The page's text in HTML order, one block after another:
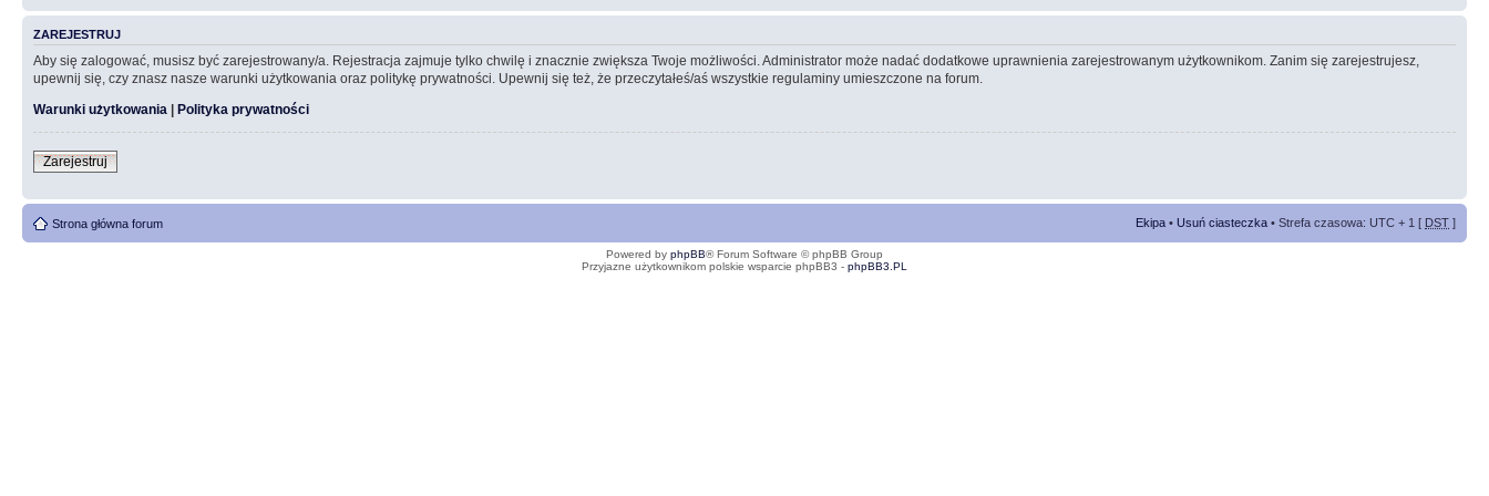
ZAREJESTRUJ
Aby się zalogować, musisz być zarejestrowany/a. Rejestracja zajmuje tylko chwilę i znacznie zwiększa Twoje możliwości. Administrator może nadać dodatkowe uprawnienia zarejestrowanym użytkownikom. Zanim się zarejestrujesz,
upewnij się, czy znasz nasze warunki użytkowania oraz politykę prywatności. Upewnij się też, że przeczytałeś/aś wszystkie regulaminy umieszczone na forum.
Warunki użytkowania | Polityka prywatności
Zarejestruj
Strona główna forum Ekipa • Usuń ciasteczka • Strefa czasowa: UTC + 1 [ DST ]
Powered by phpBB® Forum Software © phpBB Group
Przyjazne użytkownikom polskie wsparcie phpBB3 - phpBB3.PL